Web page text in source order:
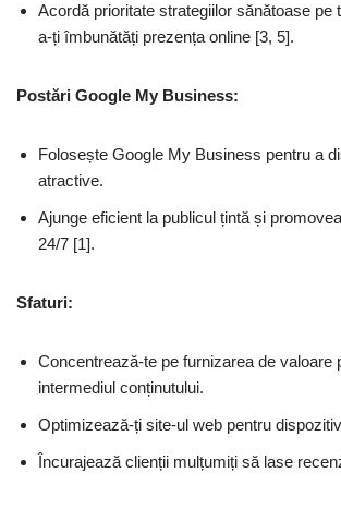
Acordă prioritate strategiilor sănătoase pe
a-ți îmbunătăți prezența online [3, 5].
Postări Google My Business:
Folosește Google My Business pentru a
atractive.
Ajunge eficient la publicul țintă și
24/7 [1].
Sfaturi:
Concentrează-te pe furnizarea de valoare
intermediul conținutului.
Optimizează-ți site-ul web pentru
Încurajează clienții mulțumiți să lase